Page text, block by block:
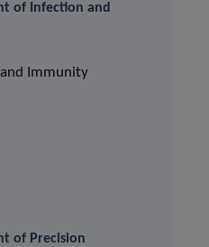
of Infection and
Immunity
of Precision